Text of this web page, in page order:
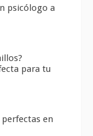
psicólogo a
para tu
en